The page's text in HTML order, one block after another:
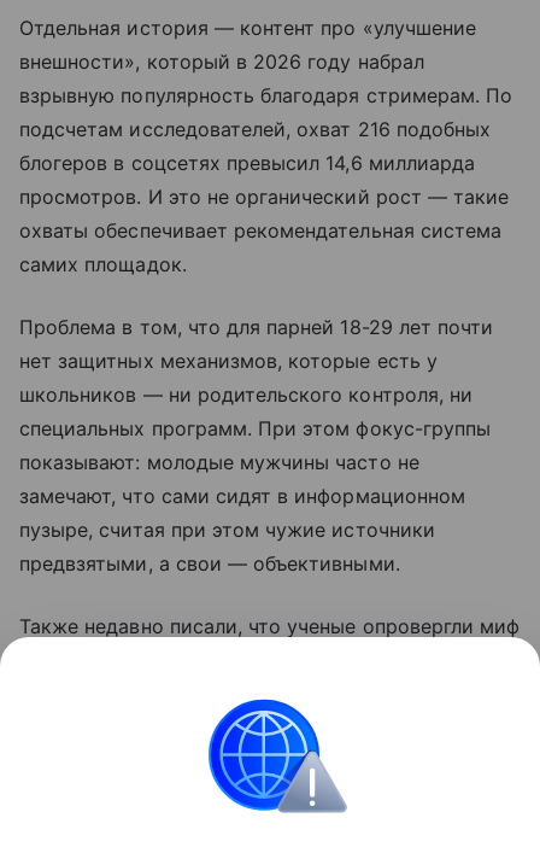
Отдельная история — контент про «улучшение
внешности», который в 2026 году набрал
взрывную популярность благодаря стримерам. По
подсчетам исследователей, охват 216 подобных
блогеров в соцсетях превысил 14,6 миллиарда
просмотров. И это не органический рост — такие
охваты обеспечивает рекомендательная система
самих площадок.
Проблема в том, что для парней 18-29 лет почти
нет защитных механизмов, которые есть у
школьников — ни родительского контроля, ни
специальных программ. При этом фокус-группы
показывают: молодые мужчины часто не
замечают, что сами сидят в информационном
пузыре, считая при этом чужие источники
предвзятыми, а свои — объективными.
Также недавно писали, что ученые опровергли миф